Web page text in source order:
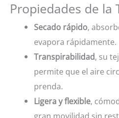
Propiedades de la
Secado rápido,
evapora rápidamente.
Transpirabilidad, su
permite que el aire
prenda.
Ligera y flexible,